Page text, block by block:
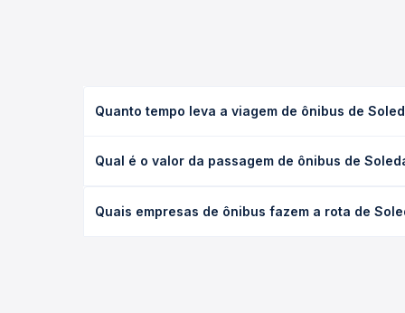
Quanto tempo leva a viagem de ônibus de
ou leito) e as condições de tráfego. Na Quero
Qual é o valor da passagem de ônibus de
poltrona e a antecedência da compra. Na Quero
Quais empresas de ônibus fazem a rota de